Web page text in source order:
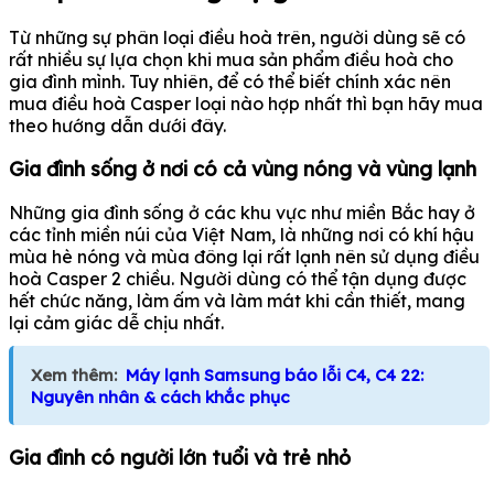
Từ những sự phân loại điều hoà trên, người dùng sẽ có
rất nhiều sự lựa chọn khi mua sản phẩm điều hoà cho
gia đình mình. Tuy nhiên, để có thể biết chính xác nên
mua điều hoà Casper loại nào hợp nhất thì bạn hãy mua
theo hướng dẫn dưới đây.
Gia đình sống ở nơi có cả vùng nóng và vùng lạnh
Những gia đình sống ở các khu vực như miền Bắc hay ở
các tỉnh miền núi của Việt Nam, là những nơi có khí hậu
mùa hè nóng và mùa đông lại rất lạnh nên sử dụng điều
hoà Casper 2 chiều. Người dùng có thể tận dụng được
hết chức năng, làm ấm và làm mát khi cần thiết, mang
lại cảm giác dễ chịu nhất.
Xem thêm: Máy lạnh Samsung báo lỗi C4, C4 22:
Nguyên nhân & cách khắc phục
Gia đình có người lớn tuổi và trẻ nhỏ